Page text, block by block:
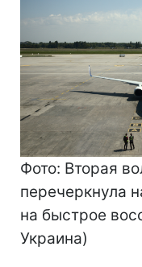
Фото: Вторая
перечеркнула
на быстрое
Украина)